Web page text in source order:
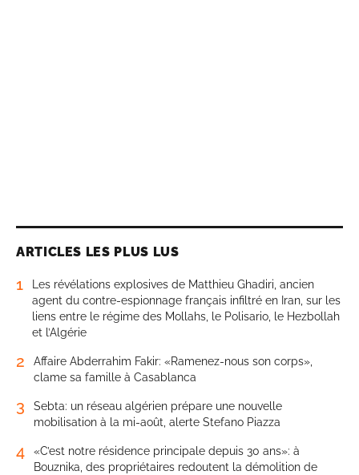
ARTICLES LES PLUS LUS
1
Les révélations explosives de Matthieu Ghadiri, ancien
agent du contre-espionnage français infiltré en Iran, sur les
liens entre le régime des Mollahs, le Polisario, le Hezbollah
et l’Algérie
2
Affaire Abderrahim Fakir: «Ramenez-nous son corps»,
clame sa famille à Casablanca
3
Sebta: un réseau algérien prépare une nouvelle
mobilisation à la mi-août, alerte Stefano Piazza
4
«C’est notre résidence principale depuis 30 ans»: à
Bouznika, des propriétaires redoutent la démolition de